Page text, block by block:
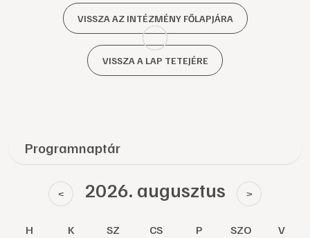
VISSZA AZ INTÉZMÉNY FŐLAPJÁRA
VISSZA A LAP TETEJÉRE
Programnaptár
< 2026. augusztus >
H K SZ CS P SZO V